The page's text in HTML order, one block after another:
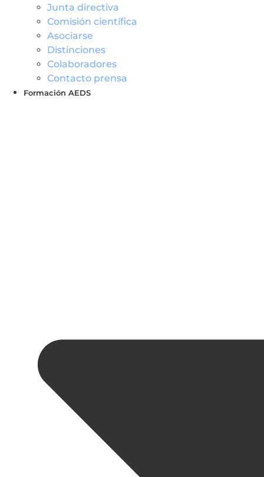
Junta directiva
Comisión científica
Asociarse
Distinciones
Colaboradores
Contacto prensa
Formación AEDS